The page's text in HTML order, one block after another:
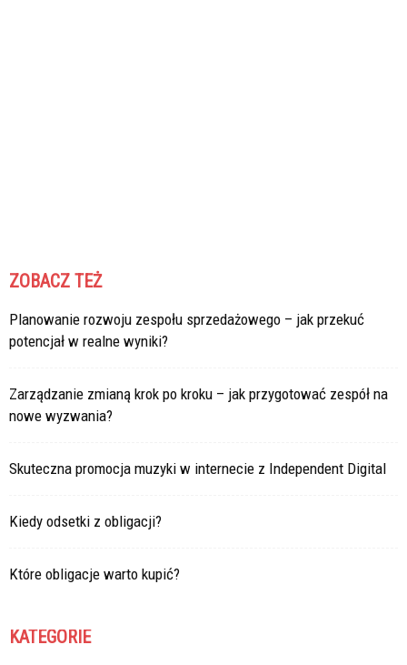
ZOBACZ TEŻ
Planowanie rozwoju zespołu sprzedażowego – jak przekuć
potencjał w realne wyniki?
Zarządzanie zmianą krok po kroku – jak przygotować zespół na
nowe wyzwania?
Skuteczna promocja muzyki w internecie z Independent Digital
Kiedy odsetki z obligacji?
Które obligacje warto kupić?
KATEGORIE